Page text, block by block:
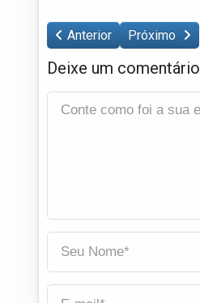
Anterior Próximo
Deixe um comentário